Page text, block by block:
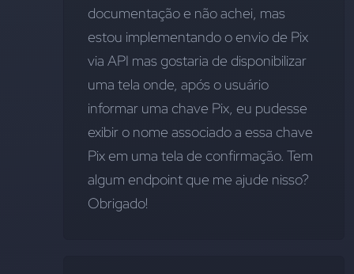
documentação e não achei, mas
estou implementando o envio de Pix
via API mas gostaria de disponibilizar
uma tela onde, após o usuário
informar uma chave Pix, eu pudesse
exibir o nome associado a essa chave
Pix em uma tela de confirmação. Tem
algum endpoint que me ajude nisso?
Obrigado!